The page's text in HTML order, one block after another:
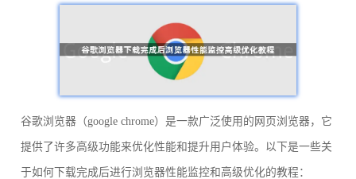
谷歌浏览器（google chrome）是一款广泛使用的网页浏览器，它
提供了许多高级功能来优化性能和提升用户体验。以下是一些关
于如何下载完成后进行浏览器性能监控和高级优化的教程：